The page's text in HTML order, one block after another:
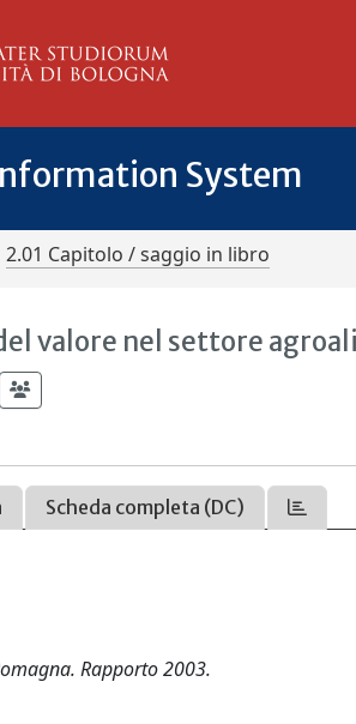
System
2.01 Capitolo / saggio in libro
valore nel settore
Scheda completa (DC)
Rapporto 2003.